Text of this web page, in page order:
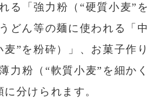
る「強力粉（“硬質小麦”を
どん等の麺に使われる「中
”を粉砕）」、お菓子作り
力粉（“軟質小麦”を細かく
分けられます。